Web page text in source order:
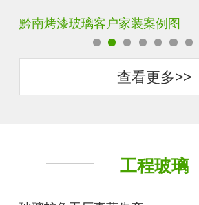
黔南单向透视玻璃客户家装案例图
查看更多>>
工程玻璃